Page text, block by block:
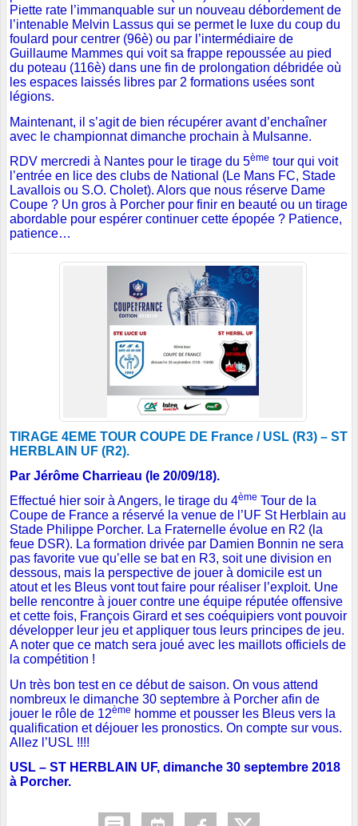
Piette rate l’immanquable sur un nouveau débordement de
l’intenable Melvin Lassus qui se permet le luxe du coup du
foulard pour centrer (96è) ou par l’intermédiaire de
Guillaume Mammes qui voit sa frappe repoussée au pied
du poteau (116è) dans une fin de prolongation débridée où
les espaces laissés libres par 2 formations usées sont
légions.
Maintenant, il s’agit de bien récupérer avant d’enchaîner
avec le championnat dimanche prochain à Mulsanne.
RDV mercredi à Nantes pour le tirage du 5ème tour qui voit
l’entrée en lice des clubs de National (Le Mans FC, Stade
Lavallois ou S.O. Cholet). Alors que nous réserve Dame
Coupe ? Un gros à Porcher pour finir en beauté ou un tirage
abordable pour espérer continuer cette épopée ? Patience,
patience…
TIRAGE 4EME TOUR COUPE DE France / USL (R3) – ST
HERBLAIN UF (R2).
Par Jérôme Charrieau (le 20/09/18).
Effectué hier soir à Angers, le tirage du 4ème Tour de la
Coupe de France a réservé la venue de l’UF St Herblain au
Stade Philippe Porcher. La Fraternelle évolue en R2 (la
feue DSR). La formation drivée par Damien Bonnin ne sera
pas favorite vue qu’elle se bat en R3, soit une division en
dessous, mais la perspective de jouer à domicile est un
atout et les Bleus vont tout faire pour réaliser l’exploit. Une
belle rencontre à jouer contre une équipe réputée offensive
et cette fois, François Girard et ses coéquipiers vont pouvoir
développer leur jeu et appliquer tous leurs principes de jeu.
A noter que ce match sera joué avec les maillots officiels de
la compétition !
Un très bon test en ce début de saison. On vous attend
nombreux le dimanche 30 septembre à Porcher afin de
jouer le rôle de 12ème homme et pousser les Bleus vers la
qualification et déjouer les pronostics. On compte sur vous.
Allez l’USL !!!!
USL – ST HERBLAIN UF, dimanche 30 septembre 2018
à Porcher.